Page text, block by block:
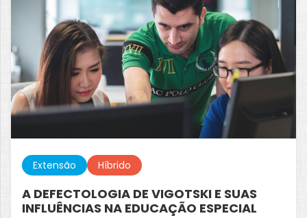
Extensão Híbrido
A DEFECTOLOGIA DE VIGOTSKI E SUAS
INFLUÊNCIAS NA EDUCAÇÃO ESPECIAL